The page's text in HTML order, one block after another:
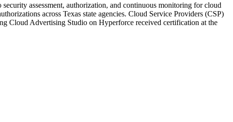
assessment, authorization, and continuous monitoring for cloud
across Texas state agencies. Cloud Service Providers (CSP)
Cloud Advertising Studio on Hyperforce received certification at the